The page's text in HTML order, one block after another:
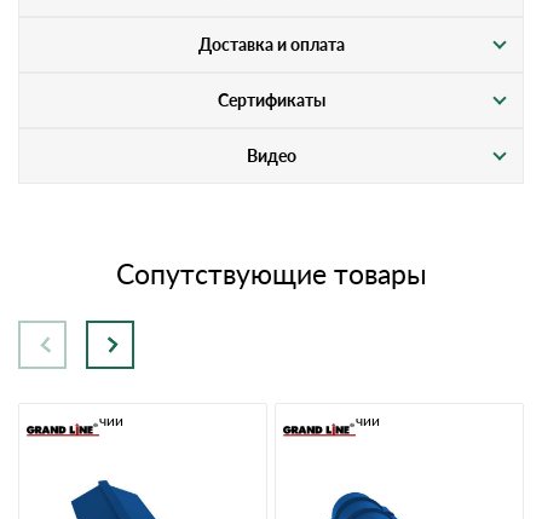
Доставка и оплата
Сертификаты
Видео
Сопутствующие товары
В наличии В наличии